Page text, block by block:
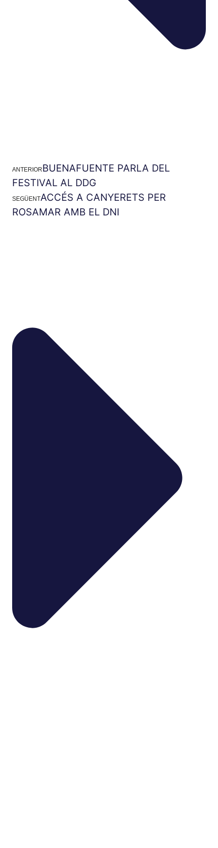
ANTERIORBUENAFUENTE PARLA DEL
FESTIVAL AL DDG
SEGÜENTACCÉS A CANYERETS PER
ROSAMAR AMB EL DNI